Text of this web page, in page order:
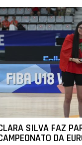
SILVA FAZ
DA